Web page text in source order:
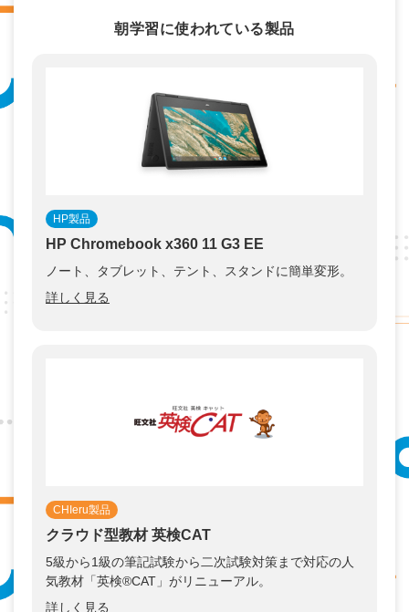
朝学習に使われている製品
HP製品
HP Chromebook x360 11 G3 EE
ノート、タブレット、テント、スタンドに簡単変形。
詳しく見る
CHIeru製品
クラウド型教材 英検CAT
5級から1級の筆記試験から二次試験対策まで対応の人
気教材「英検®CAT」がリニューアル。
詳しく見る